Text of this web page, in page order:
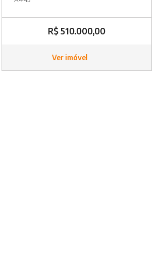
R$ 510.000,00
Ver imóvel